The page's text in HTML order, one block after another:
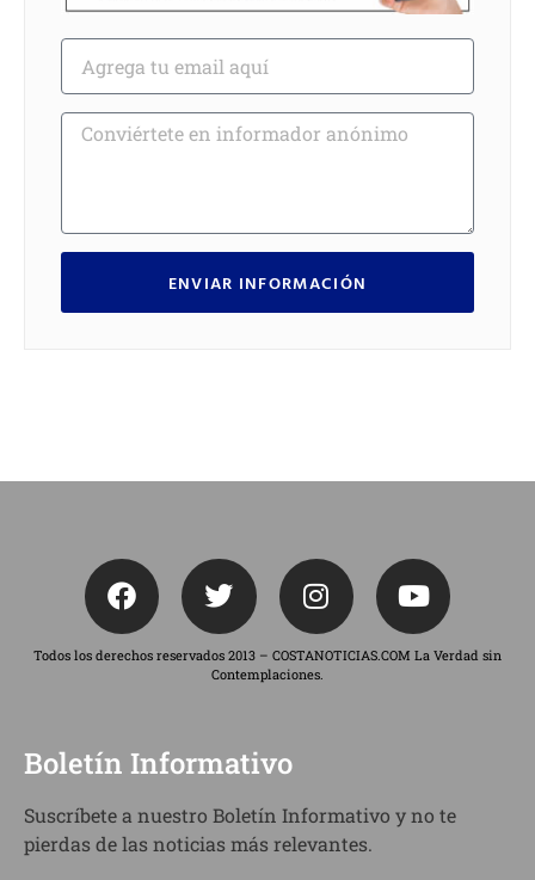
ENVIAR INFORMACIÓN
Todos los derechos reservados 2013 – COSTANOTICIAS.COM La Verdad sin
Contemplaciones.
Boletín Informativo
Suscríbete a nuestro Boletín Informativo y no te
pierdas de las noticias más relevantes.